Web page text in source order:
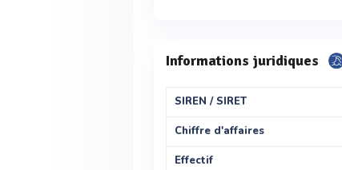
Informations juridiques
SIREN / SIRET
Chiffre d'affaires
Effectif